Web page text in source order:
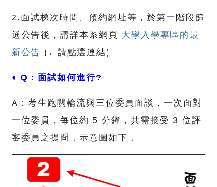
2.面試梯次時間、預約網址等，於第一階段篩
選公告後，請詳本系網頁 大學入學專區的最
新公告 (←請點選連結)
♦ Q：面試如何進行?
A：考生跑關輪流與三位委員面談，一次面對
一位委員，每位約 5 分鐘，共需接受 3 位評
審委員之提問，示意圖如下，